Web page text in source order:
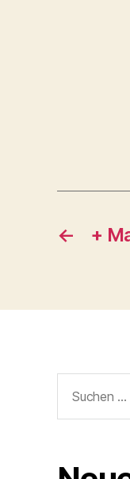
← +
nach: